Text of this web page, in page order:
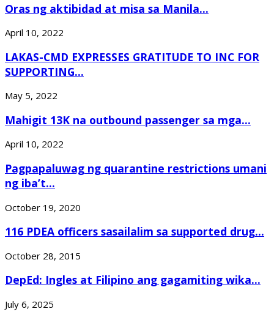
Oras ng aktibidad at misa sa Manila...
April 10, 2022
LAKAS-CMD EXPRESSES GRATITUDE TO INC FOR
SUPPORTING...
May 5, 2022
Mahigit 13K na outbound passenger sa mga...
April 10, 2022
Pagpapaluwag ng quarantine restrictions umani
ng iba’t...
October 19, 2020
116 PDEA officers sasailalim sa supported drug...
October 28, 2015
DepEd: Ingles at Filipino ang gagamiting wika...
July 6, 2025